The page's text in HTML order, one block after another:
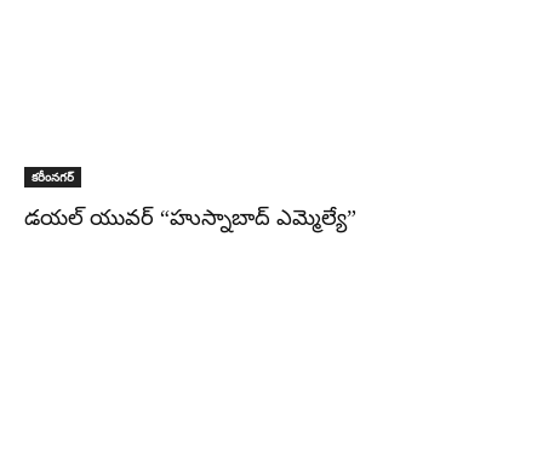
కరీంనగర్
డయల్ యువర్ “హుస్నాబాద్ ఎమ్మెల్యే”